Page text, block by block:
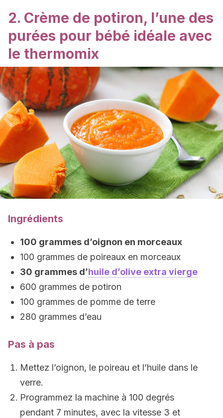
2. Crème de potiron, l’une des
purées pour bébé idéale avec
le thermomix
Ingrédients
100 grammes d’oignon en morceaux
100 grammes de poireaux en morceaux
30 grammes d’huile d’olive extra vierge
600 grammes de potiron
100 grammes de pomme de terre
280 grammes d’eau
Pas à pas
Mettez l’oignon, le poireau et l’huile dans le
verre.
Programmez la machine à 100 degrés
pendant 7 minutes, avec la vitesse 3 et